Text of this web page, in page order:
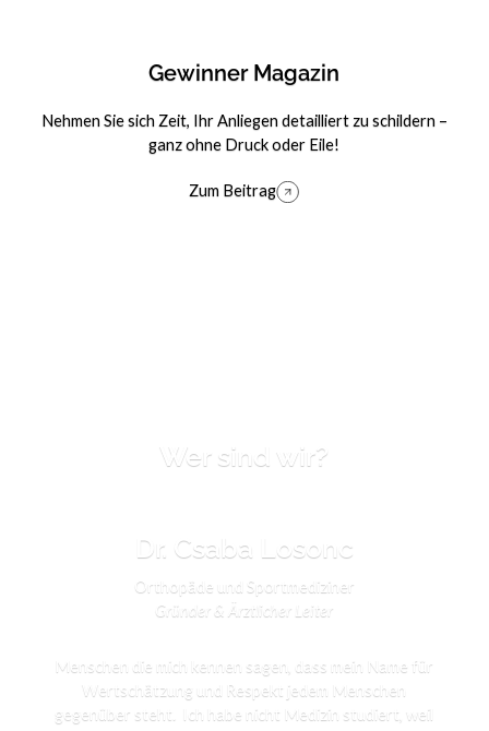
Gewinner Magazin
Nehmen Sie sich Zeit, Ihr Anliegen detailliert zu schildern –
ganz ohne Druck oder Eile!
Zum Beitrag
Wer sind wir?
Dr. Csaba Losonc
Orthopäde und Sportmediziner
Gründer & Ärztlicher Leiter
Menschen die mich kennen sagen, dass mein Name für
Wertschätzung und Respekt jedem Menschen
gegenüber steht. Ich habe nicht Medizin studiert, weil